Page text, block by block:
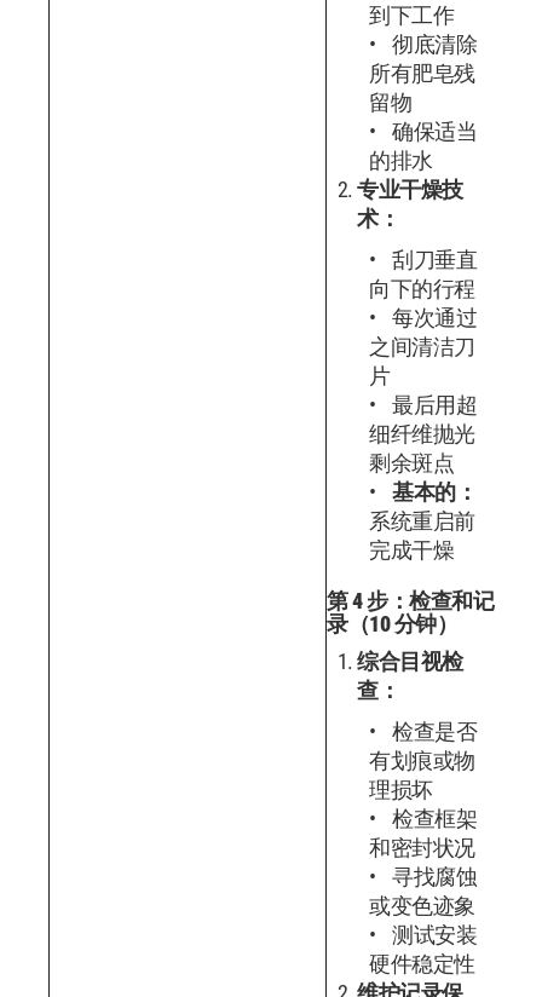
到下工作
彻底清除
所有肥皂残
留物
确保适当
的排水
专业干燥技
术：
刮刀垂直
向下的行程
每次通过
之间清洁刀
片
最后用超
细纤维抛光
剩余斑点
基本的：
系统重启前
完成干燥
第 4 步：检查和记
录（10 分钟）
综合目视检
查：
检查是否
有划痕或物
理损坏
检查框架
和密封状况
寻找腐蚀
或变色迹象
测试安装
硬件稳定性